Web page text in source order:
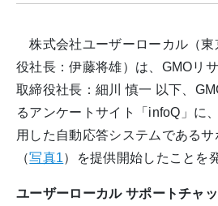
株式会社ユーザーローカル（東
役社長：伊藤将雄）は、GMOリ
取締役社長：細川 慎一 以下、
るアンケートサイト「infoQ」に
用した自動応答システムである
（写真1）を提供開始したことを
ユーザーローカル サポートチャ